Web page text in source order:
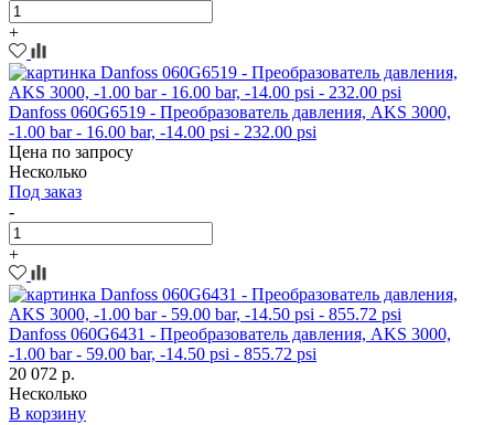
+
Danfoss 060G6519 - Преобразователь давления, AKS 3000,
-1.00 bar - 16.00 bar, -14.00 psi - 232.00 psi
Цена по запросу
Несколько
Под заказ
-
+
Danfoss 060G6431 - Преобразователь давления, AKS 3000,
-1.00 bar - 59.00 bar, -14.50 psi - 855.72 psi
20 072 р.
Несколько
В корзину